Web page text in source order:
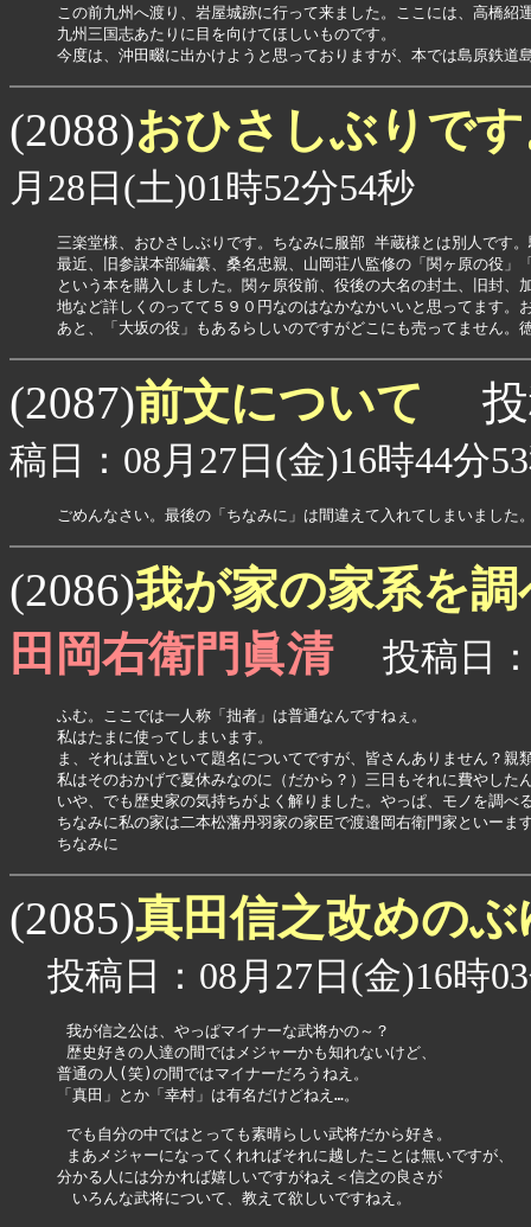
この前九州へ渡り、岩屋城跡に行って来ました。ここには、高橋
九州三国志あたりに目を向けてほしいものです。
今度は、沖田畷に出かけようと思っておりますが、本では島原鉄
(2088)おひさしぶりで
月28日(土)01時52分54秒
三楽堂様、おひさしぶりです。ちなみに服部 半蔵様とは別人です
最近、旧参謀本部編纂、桑名忠親、山岡荘八監修の「関ヶ原の役」
という本を購入しました。関ヶ原役前、役後の大名の封土、旧封、
地など詳しくのってて５９０円なのはなかなかいいと思ってます。
あと、「大坂の役」もあるらしいのですがどこにも売ってません。
(2087)前文について 投
稿日：08月27日(金)16時44分
ごめんなさい。最後の「ちなみに」は間違えて入れてしまいまし
(2086)我が家の家系を
田岡右衛門眞清 投稿日：
ふむ。ここでは一人称「拙者」は普通なんですねぇ。
私はたまに使ってしまいます。
ま、それは置いといて題名についてですが、皆さんありません？
私はそのおかげで夏休みなのに（だから？）三日もそれに費やした
いや、でも歴史家の気持ちがよく解りました。やっぱ、モノを調
ちなみに私の家は二本松藩丹羽家の家臣で渡邉岡右衛門家といー
ちなみに
(2085)真田信之改めの
投稿日：08月27日(金)16時
我が信之公は、やっぱマイナーな武将かの～？
歴史好きの人達の間ではメジャーかも知れないけど、
普通の人(笑)の間ではマイナーだろうねえ。
「真田」とか「幸村」は有名だけどねえ…。
でも自分の中ではとっても素晴らしい武将だから好き。
まあメジャーになってくれればそれに越したことは無いですが、
分かる人には分かれば嬉しいですがねえ＜信之の良さが
いろんな武将について、教えて欲しいですねえ。